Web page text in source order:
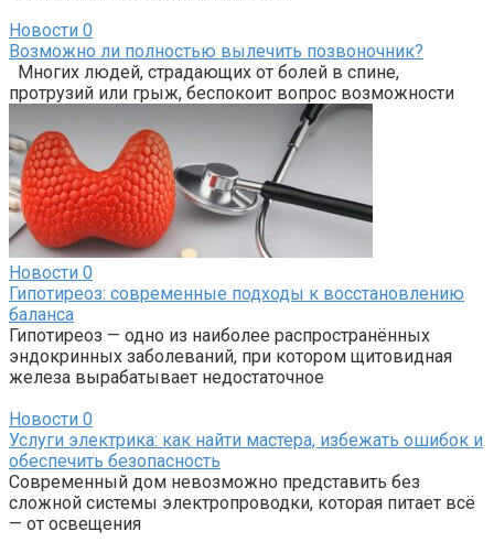
Новости 0
Возможно ли полностью вылечить позвоночник?
Многих людей, страдающих от болей в спине,
протрузий или грыж, беспокоит вопрос возможности
Новости 0
Гипотиреоз: современные подходы к восстановлению
баланса
Гипотиреоз — одно из наиболее распространённых
эндокринных заболеваний, при котором щитовидная
железа вырабатывает недостаточное
Новости 0
Услуги электрика: как найти мастера, избежать ошибок и
обеспечить безопасность
Современный дом невозможно представить без
сложной системы электропроводки, которая питает всё
— от освещения